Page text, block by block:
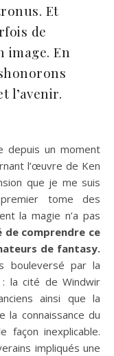
Et
de
En
l’avenir.
depuis un moment
l’œuvre de Ken
que je me suis
tome des
la magie n’a pas
de comprendre ce
de fantasy.
bouleversé par la
la cité de Windwir
ainsi que la
la connaissance du
façon inexplicable.
impliqués une